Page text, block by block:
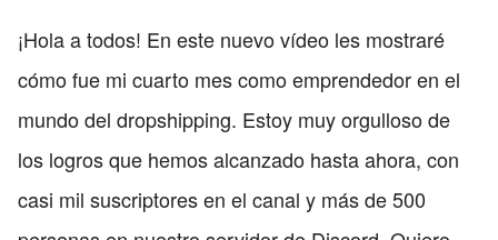
¡Hola a todos! En este nuevo vídeo les mostraré
cómo fue mi cuarto mes como emprendedor en el
mundo del dropshipping. Estoy muy orgulloso de
los logros que hemos alcanzado hasta ahora, con
casi mil suscriptores en el canal y más de 500